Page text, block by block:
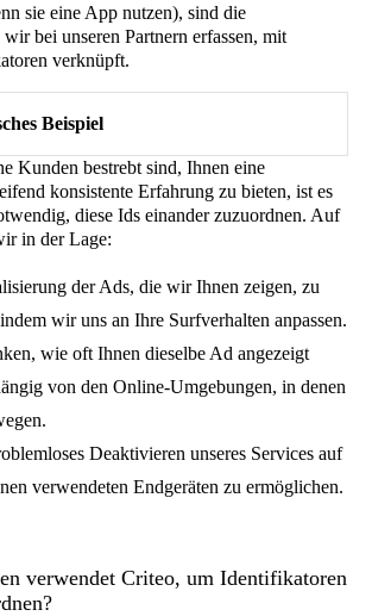
sie eine App nutzen), sind die
bei unseren Partnern erfassen, mit
verknüpft.
Beispiel
verwendete seinen Browser, um die
des Werbetreibenden zu besuchen, der
Events wurden dabei mit dem
des diesem Browser zugeordneten
verknüpft.
mit der Cookie-ID 123f94d8-a745-4f8b-
(nennen wir diese aus
einfach „Criteo ID
sich am 1.1.2018 um 13:37 Uhr
Smartphone besuchte der gleiche
Kunden bestrebt sind, Ihnen eine
konsistente Erfahrung zu bieten, ist es
diese Ids einander zuzuordnen. Auf
in der Lage:
der Ads, die wir Ihnen zeigen, zu
wir uns an Ihre Surfverhalten anpassen.
wie oft Ihnen dieselbe Ad angezeigt
von den Online-Umgebungen, in denen
Deaktivieren unseres Services auf
verwendeten Endgeräten zu ermöglichen.
verwendet Criteo, um Identifikatoren